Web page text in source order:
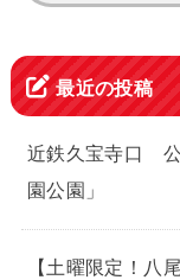
最近の投稿
近鉄久宝寺口 公
園公園」
【土曜限定！八